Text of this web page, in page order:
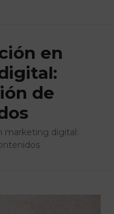
en
de
marketing digital: